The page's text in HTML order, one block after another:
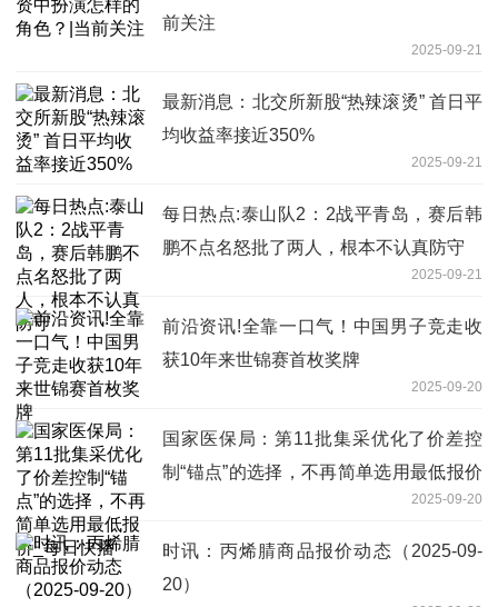
前关注
2025-09-21
最新消息：北交所新股“热辣滚烫” 首日平
均收益率接近350%
2025-09-21
每日热点:泰山队2：2战平青岛，赛后韩
鹏不点名怒批了两人，根本不认真防守
2025-09-21
前沿资讯!全靠一口气！中国男子竞走收
获10年来世锦赛首枚奖牌
2025-09-20
国家医保局：第11批集采优化了价差控
制“锚点”的选择，不再简单选用最低报价
2025-09-20
时讯：丙烯腈商品报价动态（2025-09-
20）